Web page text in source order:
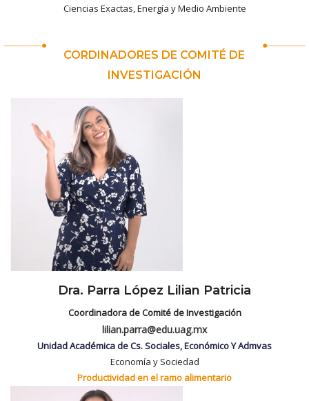
Ciencias Exactas, Energía y Medio Ambiente
CORDINADORES DE COMITÉ DE
INVESTIGACIÓN
Dra. Parra López Lilian Patricia
Coordinadora de Comité de Investigación
lilian.parra@edu.uag.mx
Unidad Académica de Cs. Sociales, Económico Y Admvas
Economía y Sociedad
Productividad en el ramo alimentario